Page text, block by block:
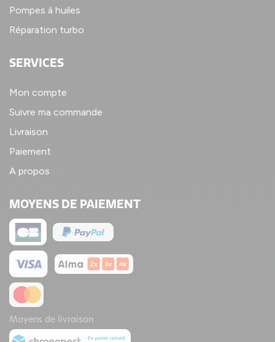
Pompes à huiles
Réparation turbo
SERVICES
Mon compte
Suivre ma commande
Livraison
Paiement
A propos
MOYENS DE PAIEMENT
Moyens de livraison